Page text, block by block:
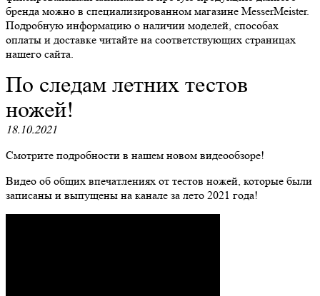
бренда можно в специализированном магазине MesserMeister.
Подробную информацию о наличии моделей, способах
оплаты и доставке читайте на соответствующих страницах
нашего сайта.
По следам летних тестов
ножей!
18.10.2021
Смотрите подробности в нашем новом видеообзоре!
Видео об общих впечатлениях от тестов ножей, которые были
записаны и выпущены на канале за лето 2021 года!